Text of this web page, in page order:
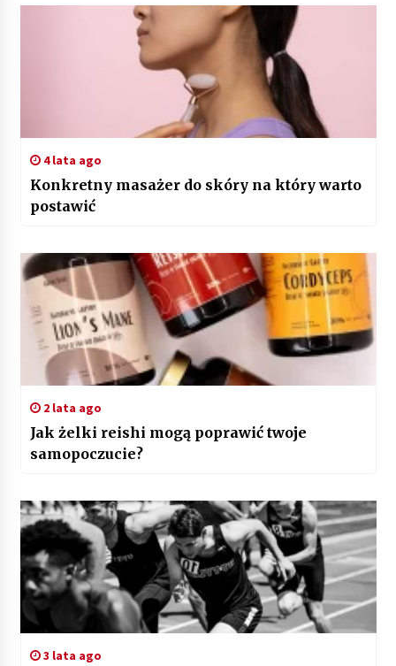
4 lata ago
Konkretny masażer do skóry na który warto
postawić
2 lata ago
Jak żelki reishi mogą poprawić twoje
samopoczucie?
3 lata ago